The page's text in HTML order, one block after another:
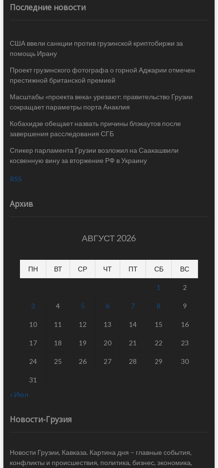
Последние новости
США ввели санкции против грузинской криптобиржи за
помощь Ирану
Проект грузинского фотографа о горной Аджарии отмечен
престижной британской премией
Масштабы «проекта века» урезают: правительство Грузии
сокращает параметры порта Анаклия
Кобахидзе обещает назвать причины блэкаутов после
завершения расследования СГБ
Спикер парламента Грузии возложил на Саакашвили
косвенную вину за вторжение РФ в Украину
RSS
Архив
АВГУСТ 2026
ПН ВТ СР ЧТ ПТ СБ ВС
1 2
3 4 5 6 7 8 9
10 11 12 13 14 15 16
17 18 19 20 21 22 23
24 25 26 27 28 29 30
31
« Июл
Новости-Грузия
Новости Грузии, Кавказа. Картина дня – главные события,
конфликты и происшествия, политика, бизнес, экономика,